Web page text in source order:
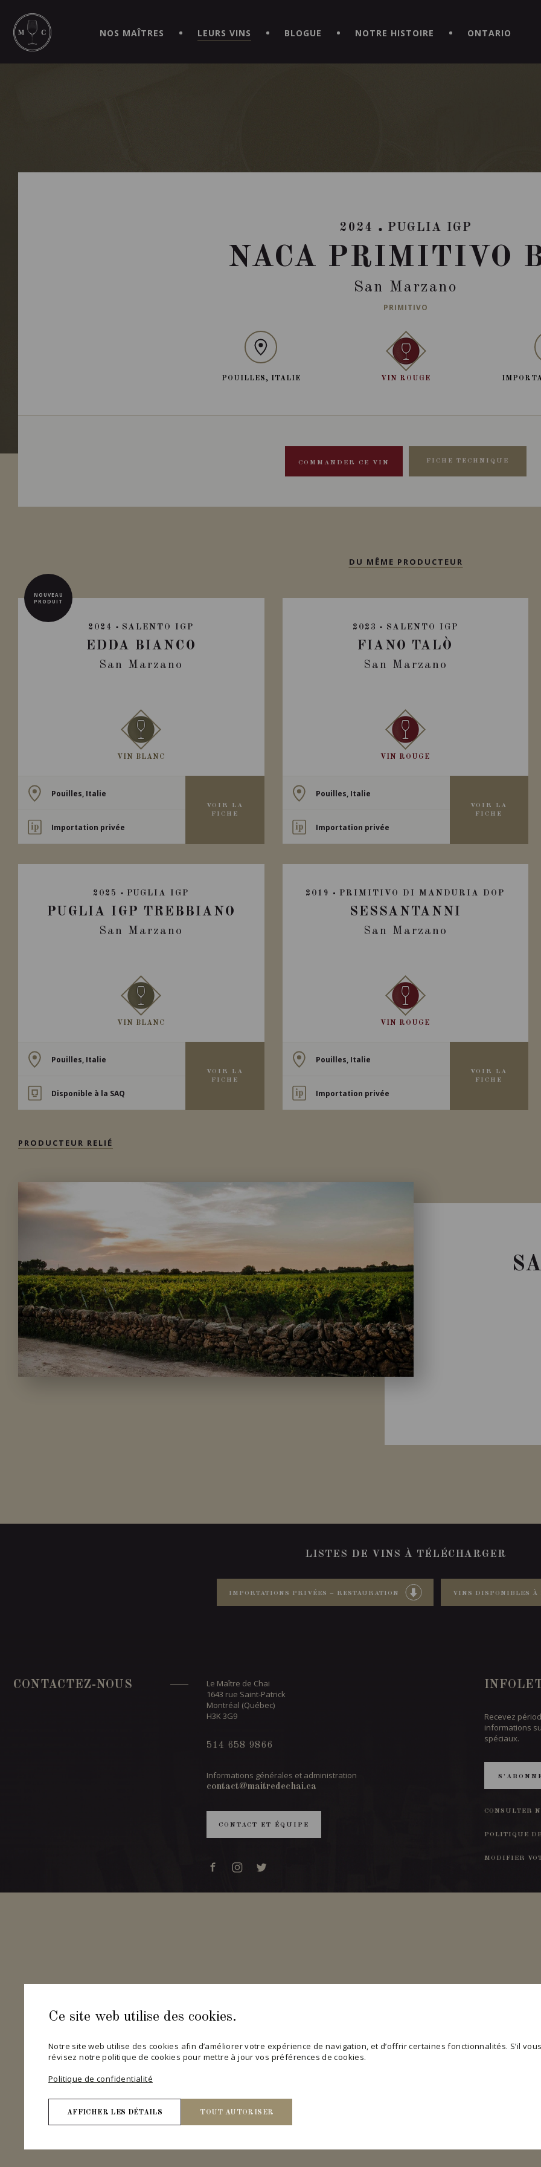
Ce site web utilise des cookies.
Notre site web utilise des cookies afin d’améliorer votre expérience de navigation, et d’offrir certaines fonctionnalités. S’il
révisez notre politique de cookies pour mettre à jour vos préférences de cookies.
Politique de confidentialité
AFFICHER LES DÉTAILS TOUT AUTORISER
Nécessaires
MAITRE | CAVISTE VIRTUEL!
NOS MAÎTRES LEURS VINS BLOGUE NOTRE HISTOIRE ONTARIO
2024 PUGLIA IGP
NACA PRIMITIVO
San Marzano
PRIMITIVO
POUILLES, ITALIE VIN ROUGE
COMMANDER CE VIN FICHE TECHNIQUE
DU MÊME PRODUCTEUR
NOUVEAU
PRODUIT
2024 SALENTO IGP
EDDA BIANCO
San Marzano
VIN BLANC
Pouilles, Italie
Importation privée
VOIR LA
FICHE
2023 SALENTO IGP
FIANO TALÒ
San Marzano
VIN ROUGE
Pouilles, Italie
Importation privée
VOIR LA
FICHE
2025 PUGLIA IGP
PUGLIA IGP TREBBIANO
San Marzano
VIN BLANC
Pouilles, Italie
Disponible à la SAQ
VOIR LA
FICHE
2019 PRIMITIVO DI MANDURIA DOP
SESSANTANNI
San Marzano
VIN ROUGE
Pouilles, Italie
Importation privée
VOIR LA
FICHE
PRODUCTEUR RELIÉ
LISTES DE VINS À TÉLÉCHARGER
IMPORTATIONS PRIVÉES – RESTAURATION VINS DISPONIBLES À
CONTACTEZ-NOUS
Le Maître de Chai
1643 rue Saint-Patrick
Montréal (Québec)
H3K 3G9
514 658 9866
Informations générales et administration
contact@maitredechai.ca
CONTACT ET ÉQUIPE
Recevez
informations
spéciaux.
CONSULTER
POLITIQUE
MODIFIER